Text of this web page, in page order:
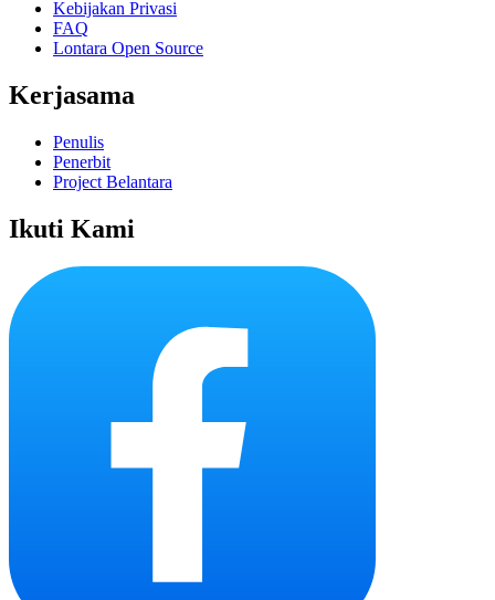
Kebijakan Privasi
FAQ
Lontara Open Source
Kerjasama
Penulis
Penerbit
Project Belantara
Ikuti Kami